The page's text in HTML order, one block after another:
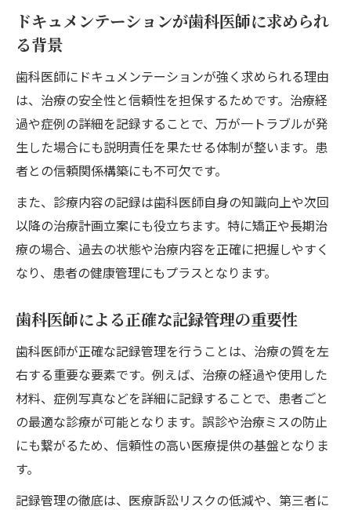
ドキュメンテーションが歯科医師に求められ
る背景
歯科医師にドキュメンテーションが強く求められる理由
は、治療の安全性と信頼性を担保するためです。治療経
過や症例の詳細を記録することで、万が一トラブルが発
生した場合にも説明責任を果たせる体制が整います。患
者との信頼関係構築にも不可欠です。
また、診療内容の記録は歯科医師自身の知識向上や次回
以降の治療計画立案にも役立ちます。特に矯正や長期治
療の場合、過去の状態や治療内容を正確に把握しやすく
なり、患者の健康管理にもプラスとなります。
歯科医師による正確な記録管理の重要性
歯科医師が正確な記録管理を行うことは、治療の質を左
右する重要な要素です。例えば、治療の経過や使用した
材料、症例写真などを詳細に記録することで、患者ごと
の最適な診療が可能となります。誤診や治療ミスの防止
にも繋がるため、信頼性の高い医療提供の基盤となりま
す。
記録管理の徹底は、医療訴訟リスクの低減や、第三者に